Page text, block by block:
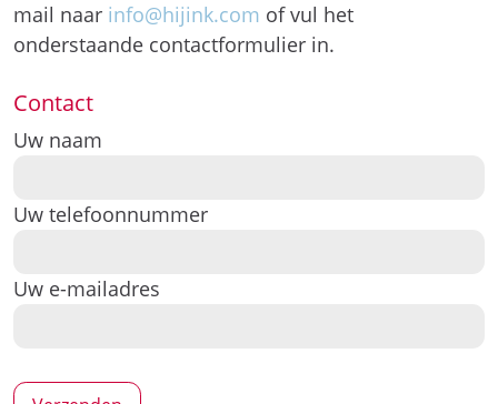
mail naar info@hijink.com of vul het
onderstaande contactformulier in.
Contact
Uw naam
Uw telefoonnummer
Uw e-mailadres